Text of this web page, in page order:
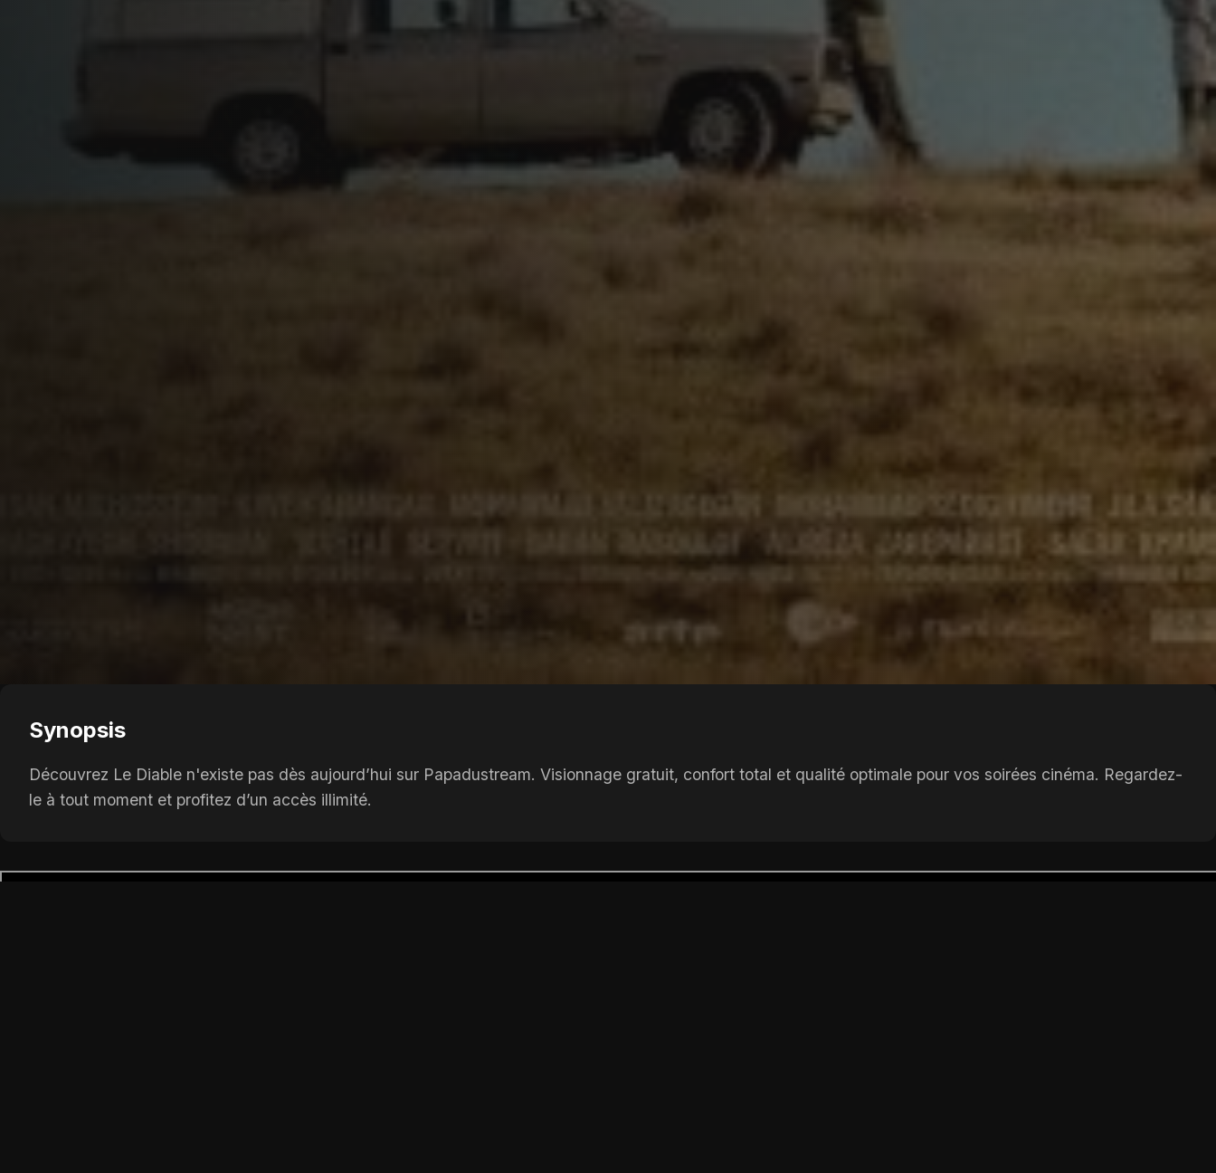
Synopsis
Découvrez Le Diable n'existe pas dès aujourd’hui sur Papadustream. Visionnage gratuit, confort total et qualité optimale pour vos soirées cinéma. Regardez-
le à tout moment et profitez d’un accès illimité.